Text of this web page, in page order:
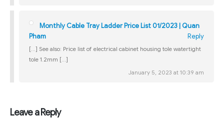
Monthly Cable Tray Ladder Price List 01/2023 | Quan
Pham
Reply
[…] See also: Price list of electrical cabinet housing tole watertight
tole 1.2mm […]
January 5, 2023 at 10:39 am
Leave a Reply